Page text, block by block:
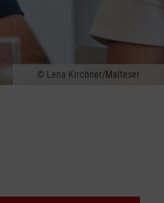
Lena Kirchner/Malteser